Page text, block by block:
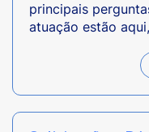
principais
atuação estão